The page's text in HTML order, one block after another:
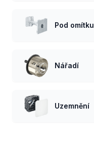
Pod omítku
Nářadí
Uzemnění